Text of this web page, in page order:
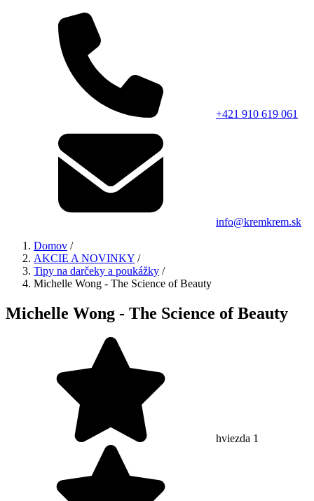
+421 910 619 061
info@kremkrem.sk
Domov /
AKCIE A NOVINKY /
Tipy na darčeky a poukážky /
Michelle Wong - The Science of Beauty
Michelle Wong - The Science of Beauty
hviezda 1